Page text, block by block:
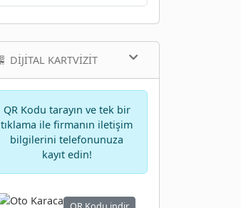
DIJITAL KARTVIZIT
QR Kodu tarayın ve tek bir
tıklama ile firmanın iletişim
bilgilerini telefonunuza
kayıt edin!